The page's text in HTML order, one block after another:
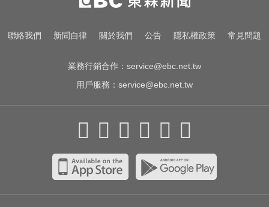
聯絡我們 新聞自律 關於我們 公告 隱私權政策 常見問題
業務行銷合作： service@ebc.net.tw
用戶服務： service@ebc.net.tw